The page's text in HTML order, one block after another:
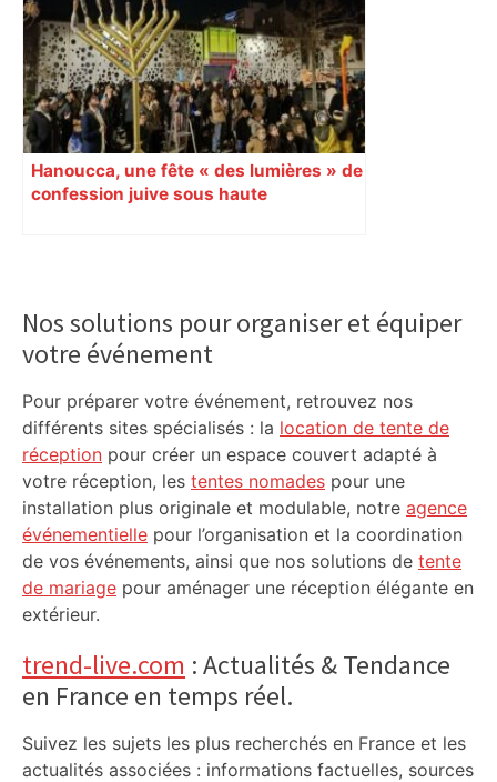
Hanoucca, une fête « des lumières » de
confession juive sous haute
Sidebar
Nos solutions pour organiser et équiper
votre événement
Pour préparer votre événement, retrouvez nos
différents sites spécialisés : la location de tente de
réception pour créer un espace couvert adapté à
votre réception, les tentes nomades pour une
installation plus originale et modulable, notre agence
événementielle pour l’organisation et la coordination
de vos événements, ainsi que nos solutions de tente
de mariage pour aménager une réception élégante en
extérieur.
trend-live.com : Actualités & Tendance
en France en temps réel.
Suivez les sujets les plus recherchés en France et les
actualités associées : informations factuelles, sources